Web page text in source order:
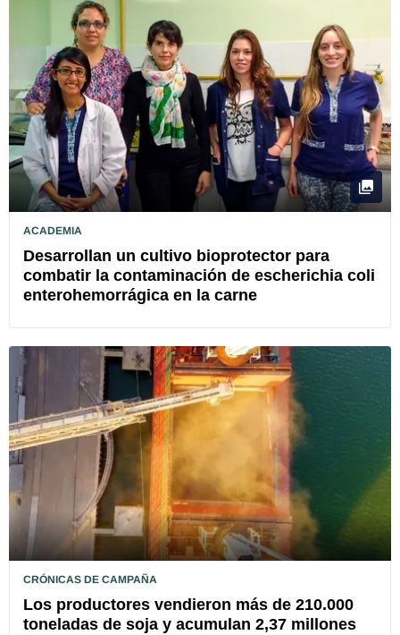
ACADEMIA
Desarrollan un cultivo bioprotector para
combatir la contaminación de escherichia coli
enterohemorrágica en la carne
CRÓNICAS DE CAMPAÑA
Los productores vendieron más de 210.000
toneladas de soja y acumulan 2,37 millones